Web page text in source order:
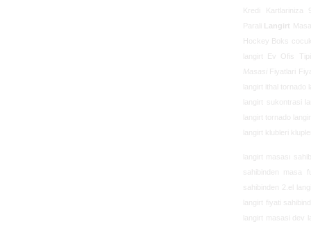
Kredi
Parali Langirt
Hockey Boks
langirt
Ev Ofis
Masasi Fiyatlari
langirt ithal
langirt sukontrasi
langirt tornado
langirt klubleri
langirt masası
sahibinden masa
sahibinden 2.el
langirt fiyati
langirt masasi dev